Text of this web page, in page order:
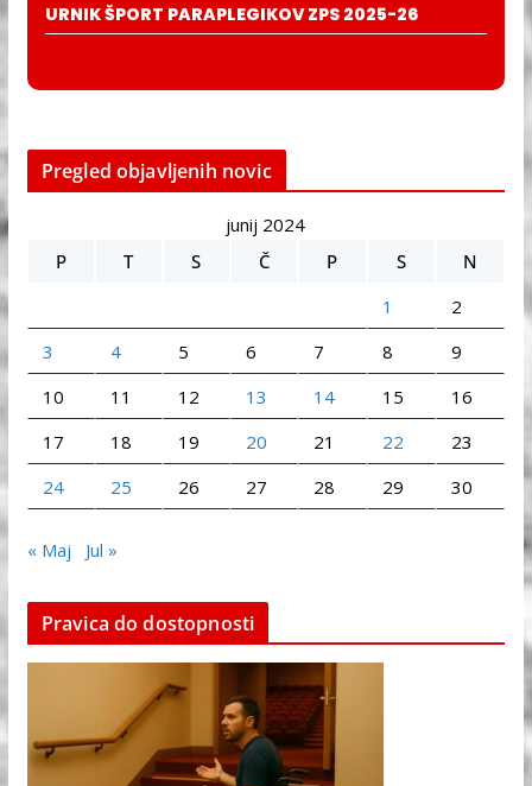
URNIK ŠPORT PARAPLEGIKOV ZPS 2025-26
Pregled objavljenih novic
junij 2024
P
T S Č P S
N
1
2
3
4 5 6 7 8
9
10
11 12 13 14 15
16
17
18 19 20 21 22
23
24
25 26 27 28 29 30
« Maj Jul »
Pravica do dostopnosti